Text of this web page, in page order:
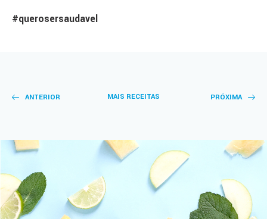
#querosersaudavel
ANTERIOR MAIS RECEITAS PRÓXIMA